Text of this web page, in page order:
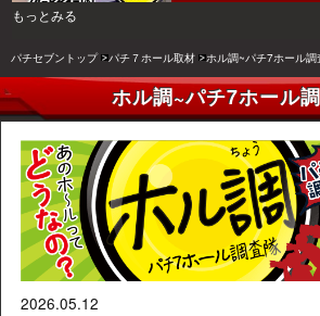
もっとみる
パチセブントップ パチ７ホール取材 ホル調~パチ7ホール調
ホル調~パチ7ホール
2026.05.12